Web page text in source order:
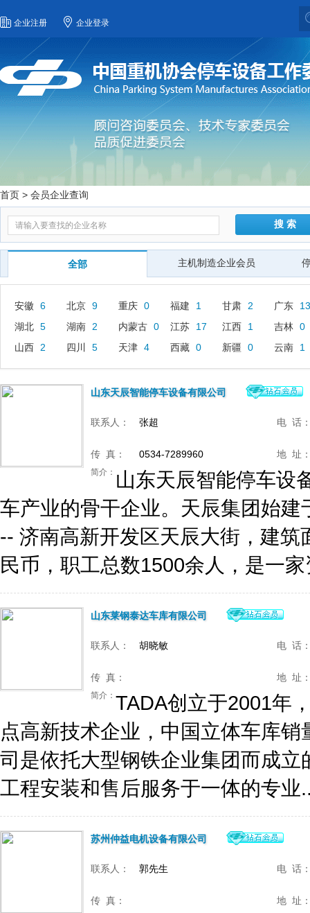
企业注册 企业登录
首页 > 会员企业查询
搜 索
全部 主机制造企业会员
安徽 6 北京 9 重庆 0 福建 1 甘肃 2 广东
13
湖北 5 湖南 2 内蒙古 0 江苏 17 江西 1 吉林 0
山西
2 四川 5 天津 4 西藏 0 新疆 0 云南 1
山东天辰智能停车设备有限公司
联系人： 张超 电 话
传 真： 0534-7289960 地 址
简介： 山东天辰智能停车设
车产业的骨干企业。天辰集团始
-- 济南高新开发区天辰大街，建
民币，职工总数1500余人，是一
山东莱钢泰达车库有限公司
联系人： 胡晓敏 电 话
传 真： 地 址
简介： TADA创立于2001年
点高新技术企业，中国立体车库
司是依托大型钢铁企业集团而成
工程安装和售后服务于一体的专
苏州仲益电机设备有限公司
联系人： 郭先生 电 话
传 真： 地 址